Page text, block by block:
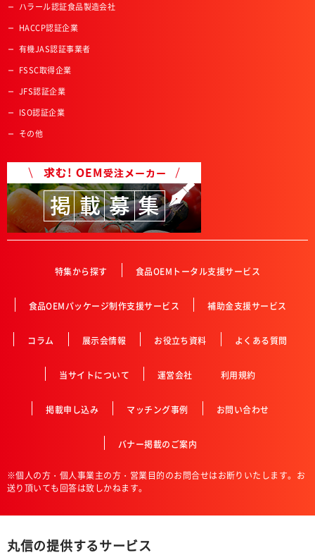
ハラール認証食品製造会社
HACCP認証企業
有機JAS認証事業者
FSSC取得企業
JFS認証企業
ISO認証企業
その他
特集から探す 食品OEMトータル支援サービス
食品OEMパッケージ制作支援サービス 補助金支援サービス
コラム 展示会情報 お役立ち資料 よくある質問
当サイトについて 運営会社 利用規約
掲載申し込み マッチング事例 お問い合わせ
バナー掲載のご案内
※個人の方・個人事業主の方・営業目的のお問合せはお断りいたします。お
送り頂いても回答は致しかねます。
丸信の提供するサービス